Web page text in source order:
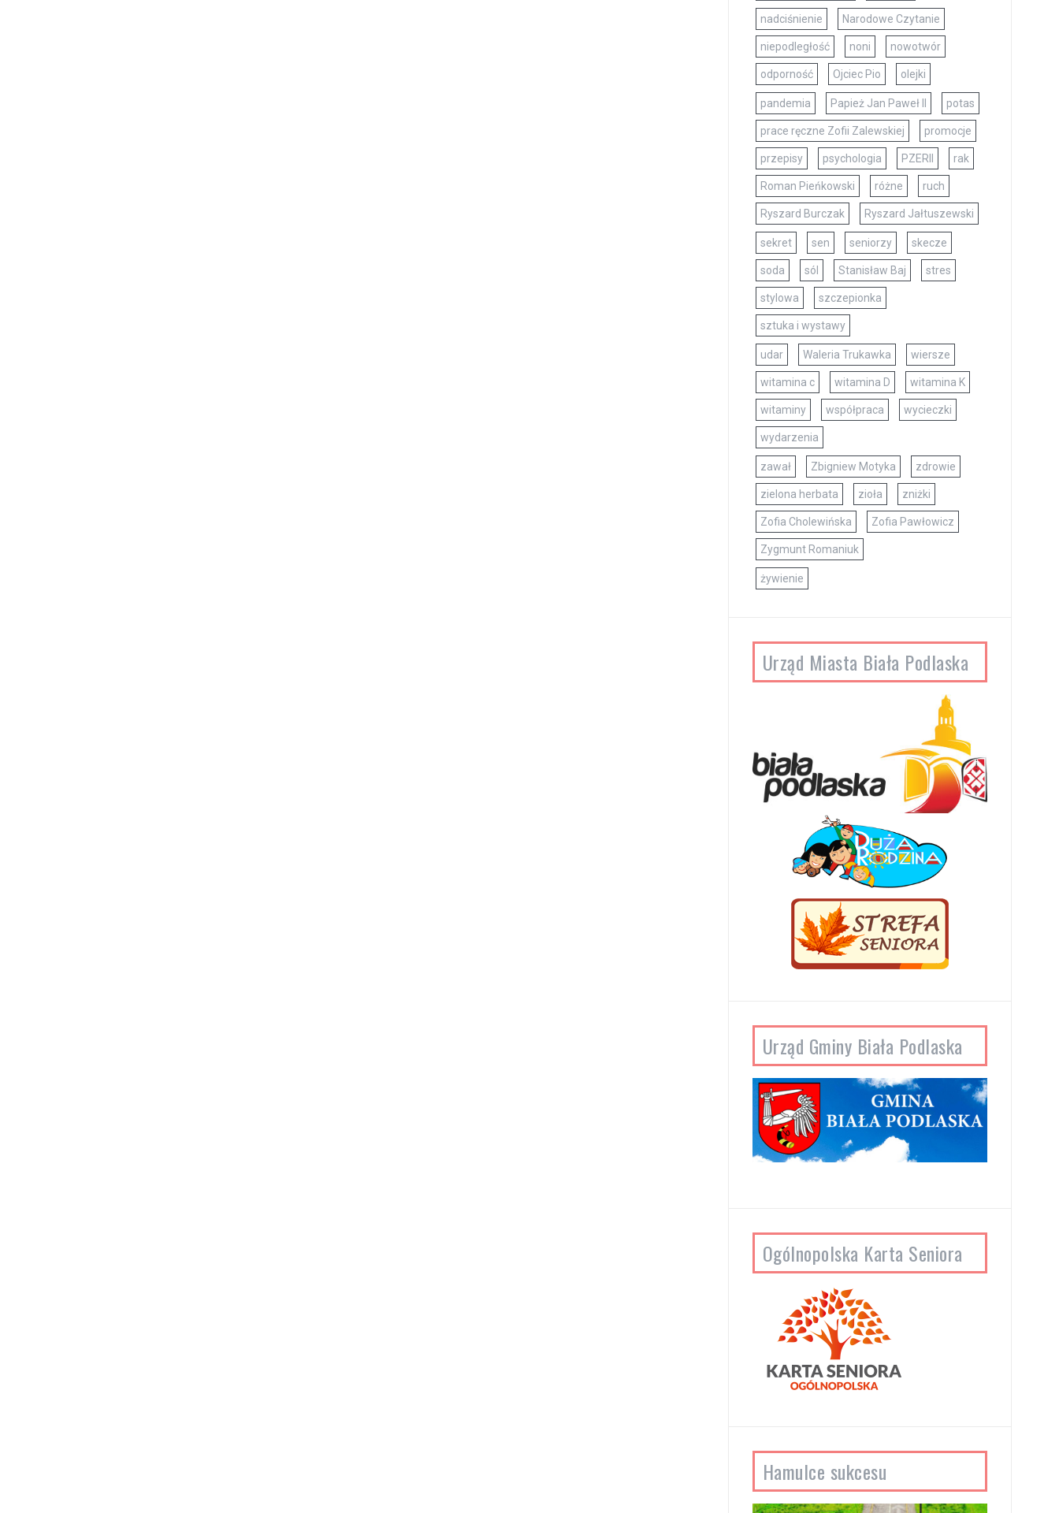
nadciśnienie Narodowe Czytanie
niepodległość noni nowotwór
odporność Ojciec Pio olejki
pandemia Papież Jan Paweł II potas
prace ręczne Zofii Zalewskiej promocje
przepisy psychologia PZERII rak
Roman Pieńkowski różne ruch
Ryszard Burczak Ryszard Jałtuszewski
sekret sen seniorzy skecze
soda sól Stanisław Baj stres
stylowa szczepionka
sztuka i wystawy
udar Waleria Trukawka wiersze
witamina c witamina D witamina K
witaminy współpraca wycieczki
wydarzenia
zawał Zbigniew Motyka zdrowie
zielona herbata zioła zniżki
Zofia Cholewińska Zofia Pawłowicz
Zygmunt Romaniuk
żywienie
Urząd Miasta Biała Podlaska
Urząd Gminy Biała Podlaska
Ogólnopolska Karta Seniora
Hamulce sukcesu